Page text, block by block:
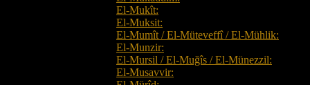
El-Mukît:
El-Muksit:
El-Mumît / El-Müteveffî / El-Mühlik:
El-Munzir:
El-Mursil / El-Muğîs / El-Münezzil:
El-Musavvir: